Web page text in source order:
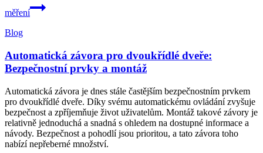
měření
Blog
Automatická závora pro dvoukřídlé dveře:
Bezpečnostní prvky a montáž
Automatická závora je dnes stále častějším bezpečnostním prvkem
pro dvoukřídlé dveře. Díky svému automatickému ovládání zvyšuje
bezpečnost a zpříjemňuje život uživatelům. Montáž takové závory je
relativně jednoduchá a snadná s ohledem na dostupné informace a
návody. Bezpečnost a pohodlí jsou prioritou, a tato závora toho
nabízí nepřeberné množství.